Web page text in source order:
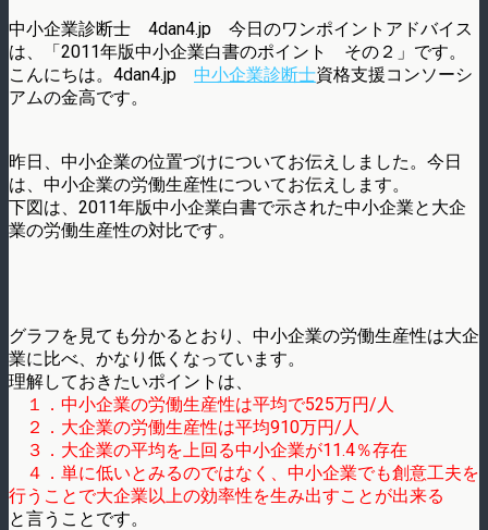
中小企業診断士 4dan4.jp 今日のワンポイントアドバイス
は、「2011年版中小企業白書のポイント その２」です。
こんにちは。4dan4.jp 中小企業診断士資格支援コンソーシ
アムの金高です。
昨日、中小企業の位置づけについてお伝えしました。今日
は、中小企業の労働生産性についてお伝えします。
下図は、2011年版中小企業白書で示された中小企業と大企
業の労働生産性の対比です。
グラフを見ても分かるとおり、中小企業の労働生産性は大企
業に比べ、かなり低くなっています。
理解しておきたいポイントは、
１．中小企業の労働生産性は平均で525万円/人
２．大企業の労働生産性は平均910万円/人
３．大企業の平均を上回る中小企業が11.4％存在
４．単に低いとみるのではなく、中小企業でも創意工夫を
行うことで大企業以上の効率性を生み出すことが出来る
と言うことです。